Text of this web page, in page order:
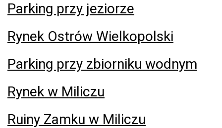
Parking przy jeziorze
Rynek Ostrów Wielkopolski
Parking przy zbiorniku wodnym
Rynek w Miliczu
Ruiny Zamku w Miliczu